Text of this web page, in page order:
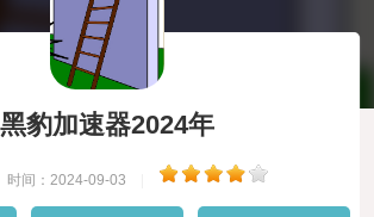
黑豹加速器2024年
时间：2024-09-03